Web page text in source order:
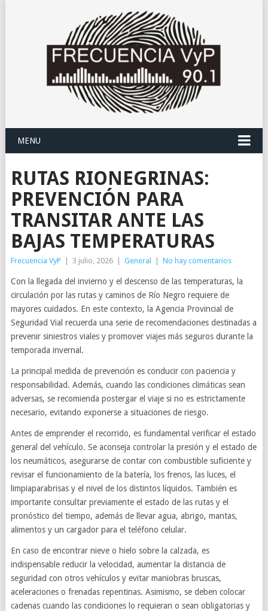
MENU
RUTAS RIONEGRINAS:
PREVENCIÓN PARA
TRANSITAR ANTE LAS
BAJAS TEMPERATURAS
Frecuencia VyP 3 julio, 2026 General No hay comentarios
Con la llegada del invierno y el descenso de las temperaturas, la
circulación por las rutas y caminos de Río Negro requiere de
mayores cuidados. En este contexto, la Agencia Provincial de
Seguridad Vial recuerda una serie de recomendaciones destinadas a
prevenir siniestros viales y promover viajes más seguros durante la
temporada invernal.
La principal medida de prevención es conducir con paciencia y
responsabilidad. Además, cuando las condiciones climáticas sean
adversas, se recomienda postergar el viaje si no es estrictamente
necesario, evitando exponerse a situaciones de riesgo.
Antes de emprender el recorrido, es fundamental verificar el estado
general del vehículo. Se aconseja controlar la presión y el estado de
los neumáticos, asegurarse de contar con combustible suficiente y
revisar el funcionamiento de la batería, los frenos, las luces, el
limpiaparabrisas y el nivel de los distintos líquidos. También es
importante consultar previamente el estado de las rutas y el
pronóstico del tiempo, además de llevar agua, abrigo, mantas,
alimentos y un cargador para el teléfono celular.
En caso de encontrar nieve o hielo sobre la calzada, es
indispensable reducir la velocidad, aumentar la distancia de
seguridad con otros vehículos y evitar maniobras bruscas,
aceleraciones o frenadas repentinas. Asimismo, se deben colocar
cadenas cuando las condiciones lo requieran o sean obligatorias y